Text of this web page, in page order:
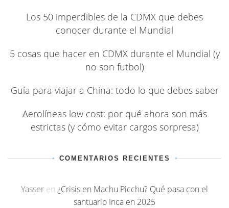
Los 50 imperdibles de la CDMX que debes
conocer durante el Mundial
5 cosas que hacer en CDMX durante el Mundial (y
no son futbol)
Guía para viajar a China: todo lo que debes saber
Aerolíneas low cost: por qué ahora son más
estrictas (y cómo evitar cargos sorpresa)
COMENTARIOS RECIENTES
Yasser en ¿Crisis en Machu Picchu? Qué pasa con el
santuario Inca en 2025